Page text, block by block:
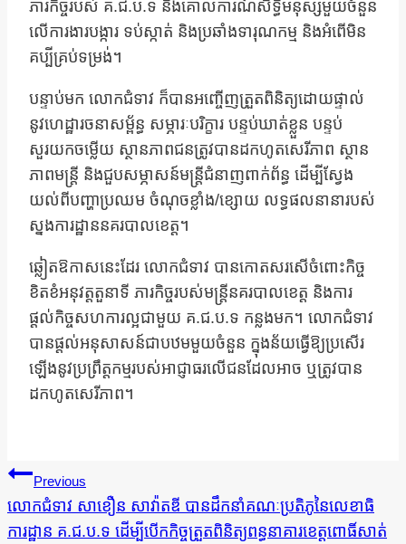
ភារកិច្ចរបស់ គ.ជ.ប.ទ និងគោលការណ៍សិទ្ធិមនុស្សមួយចំនួន
លើការងារបង្ការ ទប់ស្កាត់ និងប្រឆាំងទារុណកម្ម និងអំពើមិន
គប្បីគ្រប់ទម្រង់។
បន្ទាប់មក លោកជំទាវ ក៏បានអញ្ចើញត្រួតពិនិត្យដោយផ្ទាល់
នូវហេដ្ឋារចនាសម្ព័ន្ធ សម្ភារៈបរិក្ខារ បន្ទប់ឃាត់ខ្លួន បន្ទប់
សួរយកចម្លើយ ស្ថានភាពជនត្រូវបានដកហូតសេរីភាព ស្ថាន
ភាពមន្រ្តី និងជួបសម្ភាសន៍មន្រ្តីជំនាញពាក់ព័ន្ធ ដើម្បីស្វែង
យល់ពីបញ្ហាប្រឈម ចំណុចខ្លាំង/ខ្សោយ លទ្ធផលនានារបស់
ស្នងការដ្ឋាននគរបាលខេត្ត។
ឆ្លៀតឱកាសនេះដែរ លោកជំទាវ បានកោតសរសើចំពោះកិច្ច
ខិតខំអនុវត្តតួនាទី ភារកិច្ចរបស់មន្រ្តីនគរបាលខេត្ត និងការ
ផ្ដល់កិច្ចសហការល្អជាមួយ គ.ជ.ប.ទ កន្លងមក។ លោកជំទាវ
បានផ្ដល់អនុសាសន៍ជាបឋមមួយចំនួន ក្នុងន័យធ្វើឱ្យប្រសើរ
ឡើងនូវប្រព្រឹត្តកម្មរបស់អាជ្ញាធរលើជនដែលអាច ឬត្រូវបាន
ដកហូតសេរីភាព។
ការ​
នាំទិស​
Previous
លោកជំទាវ សាខឿន សាវ៉ាតឌី បានដឹកនាំគណៈប្រតិភូនៃលេខាធិ
ការដ្ឋាន គ.ជ.ប.ទ ដើម្បីបើកកិច្ចត្រួតពិនិត្យពន្ធនាគារខេត្តពោធិ៍សាត់